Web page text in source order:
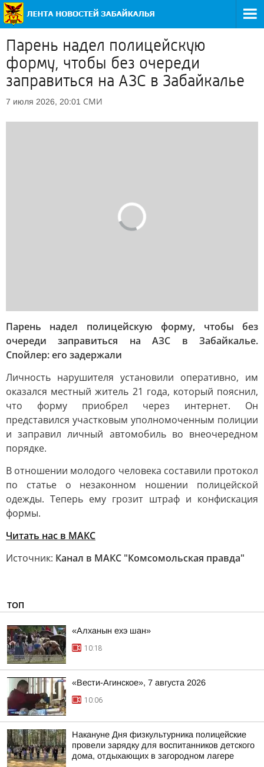
Парень надел полицейскую
форму, чтобы без очереди
заправиться на АЗС в Забайкалье
7 июля 2026, 20:01 СМИ
Парень надел полицейскую форму, чтобы без
очереди заправиться на АЗС в Забайкалье.
Спойлер: его задержали
Личность нарушителя установили оперативно, им
оказался местный житель 21 года, который пояснил,
что форму приобрел через интернет. Он
представился участковым уполномоченным полиции
и заправил личный автомобиль во внеочередном
порядке.
В отношении молодого человека составили протокол
по статье о незаконном ношении полицейской
одежды. Теперь ему грозит штраф и конфискация
формы.
Читать нас в MAКС
Источник: Канал в МАКС "Комсомольская правда"
ТОП
«Алханын ехэ шан»
10:18
«Вести-Агинское», 7 августа 2026
10:06
Накануне Дня физкультурника полицейские
провели зарядку для воспитанников детского
дома, отдыхающих в загородном лагере